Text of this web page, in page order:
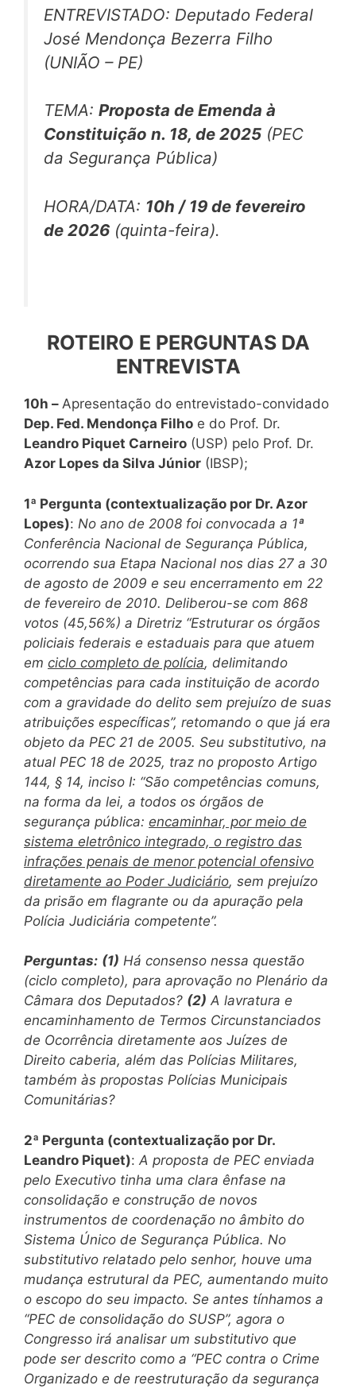
ENTREVISTADO: Deputado Federal
José Mendonça Bezerra Filho
(UNIÃO – PE)
TEMA: Proposta de Emenda à
Constituição n. 18, de 2025 (PEC
da Segurança Pública)
HORA/DATA: 10h / 19 de fevereiro
de 2026 (quinta-feira).
ROTEIRO E PERGUNTAS DA
ENTREVISTA
10h – Apresentação do entrevistado-convidado
Dep. Fed. Mendonça Filho e do Prof. Dr.
Leandro Piquet Carneiro (USP) pelo Prof. Dr.
Azor Lopes da Silva Júnior (IBSP);
1ª Pergunta (contextualização por Dr. Azor
Lopes): No ano de 2008 foi convocada a 1ª
Conferência Nacional de Segurança Pública,
ocorrendo sua Etapa Nacional nos dias 27 a 30
de agosto de 2009 e seu encerramento em 22
de fevereiro de 2010. Deliberou-se com 868
votos (45,56%) a Diretriz “Estruturar os órgãos
policiais federais e estaduais para que atuem
em ciclo completo de polícia, delimitando
competências para cada instituição de acordo
com a gravidade do delito sem prejuízo de suas
atribuições específicas”, retomando o que já era
objeto da PEC 21 de 2005. Seu substitutivo, na
atual PEC 18 de 2025, traz no proposto Artigo
144, § 14, inciso I: “São competências comuns,
na forma da lei, a todos os órgãos de
segurança pública: encaminhar, por meio de
sistema eletrônico integrado, o registro das
infrações penais de menor potencial ofensivo
diretamente ao Poder Judiciário, sem prejuízo
da prisão em flagrante ou da apuração pela
Polícia Judiciária competente”.
Perguntas: (1) Há consenso nessa questão
(ciclo completo), para aprovação no Plenário da
Câmara dos Deputados? (2) A lavratura e
encaminhamento de Termos Circunstanciados
de Ocorrência diretamente aos Juízes de
Direito caberia, além das Polícias Militares,
também às propostas Polícias Municipais
Comunitárias?
2ª Pergunta (contextualização por Dr.
Leandro Piquet): A proposta de PEC enviada
pelo Executivo tinha uma clara ênfase na
consolidação e construção de novos
instrumentos de coordenação no âmbito do
Sistema Único de Segurança Pública. No
substitutivo relatado pelo senhor, houve uma
mudança estrutural da PEC, aumentando muito
o escopo do seu impacto. Se antes tínhamos a
“PEC de consolidação do SUSP”, agora o
Congresso irá analisar um substitutivo que
pode ser descrito como a “PEC contra o Crime
Organizado e de reestruturação da segurança